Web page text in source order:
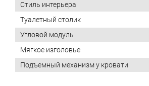
Стиль интерьера
Туалетный столик
Угловой модуль
Мягкое изголовье
Подъемный механизм у кровати